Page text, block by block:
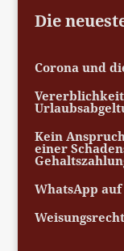
Die
Corona und
Kein
einer
WhatsApp